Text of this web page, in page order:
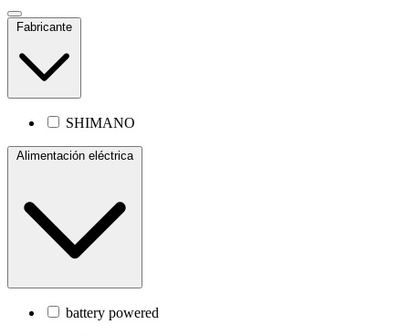
Fabricante
SHIMANO
Alimentación eléctrica
battery powered